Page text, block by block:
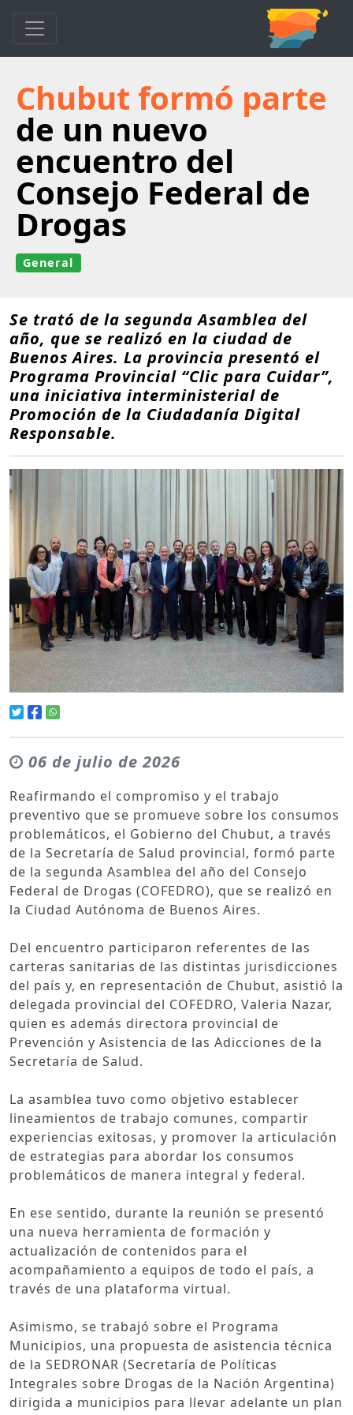
Chubut formó parte
de un nuevo
encuentro del
Consejo Federal de
Drogas
General
Se trató de la segunda Asamblea del
año, que se realizó en la ciudad de
Buenos Aires. La provincia presentó el
Programa Provincial “Clic para Cuidar”,
una iniciativa interministerial de
Promoción de la Ciudadanía Digital
Responsable.
06 de julio de 2026
Reafirmando el compromiso y el trabajo
preventivo que se promueve sobre los consumos
problemáticos, el Gobierno del Chubut, a través
de la Secretaría de Salud provincial, formó parte
de la segunda Asamblea del año del Consejo
Federal de Drogas (COFEDRO), que se realizó en
la Ciudad Autónoma de Buenos Aires.
Del encuentro participaron referentes de las
carteras sanitarias de las distintas jurisdicciones
del país y, en representación de Chubut, asistió la
delegada provincial del COFEDRO, Valeria Nazar,
quien es además directora provincial de
Prevención y Asistencia de las Adicciones de la
Secretaría de Salud.
La asamblea tuvo como objetivo establecer
lineamientos de trabajo comunes, compartir
experiencias exitosas, y promover la articulación
de estrategias para abordar los consumos
problemáticos de manera integral y federal.
En ese sentido, durante la reunión se presentó
una nueva herramienta de formación y
actualización de contenidos para el
acompañamiento a equipos de todo el país, a
través de una plataforma virtual.
Asimismo, se trabajó sobre el Programa
Municipios, una propuesta de asistencia técnica
de la SEDRONAR (Secretaría de Políticas
Integrales sobre Drogas de la Nación Argentina)
dirigida a municipios para llevar adelante un plan